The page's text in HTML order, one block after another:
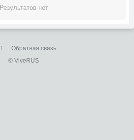
Результатов нет
Обратная связь
© ViveRUS